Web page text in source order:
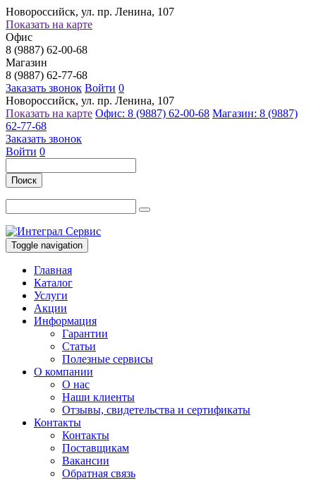
Новороссийск, ул. пр. Ленина, 107
Показать на карте
Офис
8 (9887) 62-00-68
Магазин
8 (9887) 62-77-68
Заказать звонок Войти 0
Новороссийск, ул. пр. Ленина, 107
Показать на карте Офис: 8 (9887) 62-00-68 Магазин: 8 (9887)
62-77-68
Заказать звонок
Войти 0
Поиск
Toggle navigation
Главная
Каталог
Услуги
Акции
Информация
Гарантии
Статьи
Полезные сервисы
О компании
О нас
Наши клиенты
Отзывы, свидетельства и сертификаты
Контакты
Контакты
Поставщикам
Вакансии
Обратная связь